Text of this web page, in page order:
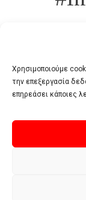
Χρησιμοποιούμε
την επεξεργασία
επηρεάσει κάποιες
Πολυτέλεια δεν
Terms of